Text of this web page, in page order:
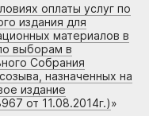
оплаты услуг по
издания для
материалов в
выборам в
Собрания
назначенных на
издание
от 11.08.2014г.)»